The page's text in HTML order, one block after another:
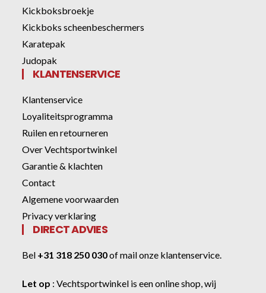
Kickboksbroekje
Kickboks scheenbeschermers
Karatepak
Judopak
KLANTENSERVICE
Klantenservice
Loyaliteitsprogramma
Ruilen en retourneren
Over Vechtsportwinkel
Garantie & klachten
Contact
Algemene voorwaarden
Privacy verklaring
DIRECT ADVIES
Bel +31 318 250 030ofmail onze klantenservice
Let op :Vechtsportwinkel is een online shop, wij